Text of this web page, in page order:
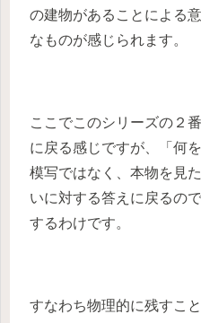
の建物があることによる
なものが感じられます。
ここでこのシリーズの２
に戻る感じですが、「何
模写ではなく、本物を見
いに対する答えに戻るの
するわけです。
すなわち物理的に残すこ